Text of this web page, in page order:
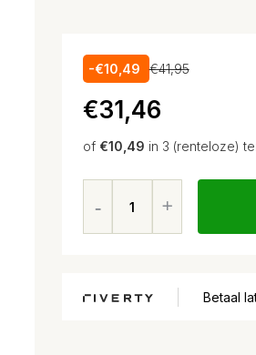
-€10,49 €41,95
€31,46
of €10,49 in 3 (renteloze)
Betaal